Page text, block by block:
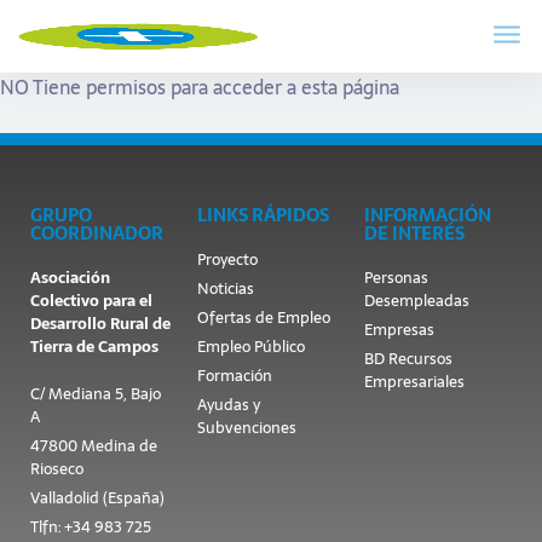
NO Tiene permisos para acceder a esta página
GRUPO
COORDINADOR
Asociación
Colectivo para el
Desarrollo Rural de
Tierra de Campos
C/ Mediana 5, Bajo
A
47800 Medina de
Rioseco
Valladolid (España)
Tlfn: +34 983 725
LINKS RÁPIDOS
Proyecto
Noticias
Ofertas de Empleo
Empleo Público
Formación
Ayudas y
Subvenciones
INFORMACIÓN
DE INTERÉS
Personas
Desempleadas
Empresas
BD Recursos
Empresariales